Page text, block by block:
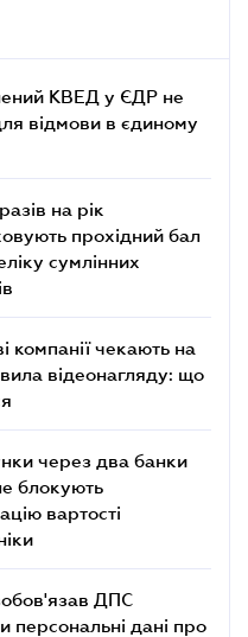
КВЕД у ЄДР не
відмови в єдиному
на рік
прохідний бал
сумлінних
компанії чекають на
відеонагляду: що
через два банки
блокують
вартості
ДПС
персональні дані про